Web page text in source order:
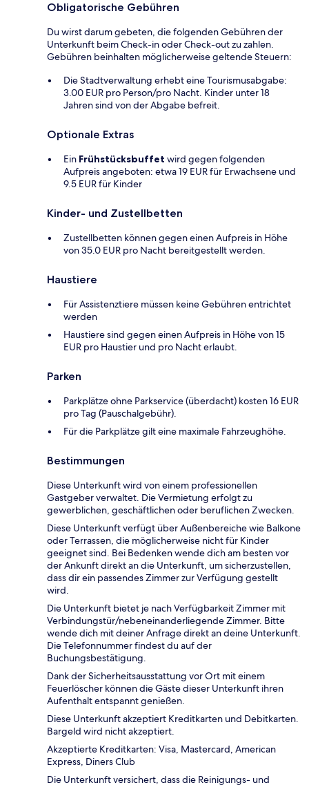
Obligatorische Gebühren
Du wirst darum gebeten, die folgenden Gebühren der
Unterkunft beim Check-in oder Check-out zu zahlen.
Gebühren beinhalten möglicherweise geltende Steuern:
Die Stadtverwaltung erhebt eine Tourismusabgabe:
3.00 EUR pro Person/pro Nacht. Kinder unter 18
Jahren sind von der Abgabe befreit.
Optionale Extras
Ein Frühstücksbuffet wird gegen folgenden
Aufpreis angeboten: etwa 19 EUR für Erwachsene und
9.5 EUR für Kinder
Kinder- und Zustellbetten
Zustellbetten können gegen einen Aufpreis in Höhe
von 35.0 EUR pro Nacht bereitgestellt werden.
Haustiere
Für Assistenztiere müssen keine Gebühren entrichtet
werden
Haustiere sind gegen einen Aufpreis in Höhe von 15
EUR pro Haustier und pro Nacht erlaubt.
Parken
Parkplätze ohne Parkservice (überdacht) kosten 16 EUR
pro Tag (Pauschalgebühr).
Für die Parkplätze gilt eine maximale Fahrzeughöhe.
Bestimmungen
Diese Unterkunft wird von einem professionellen
Gastgeber verwaltet. Die Vermietung erfolgt zu
gewerblichen, geschäftlichen oder beruflichen Zwecken.
Diese Unterkunft verfügt über Außenbereiche wie Balkone
oder Terrassen, die möglicherweise nicht für Kinder
geeignet sind. Bei Bedenken wende dich am besten vor
der Ankunft direkt an die Unterkunft, um sicherzustellen,
dass dir ein passendes Zimmer zur Verfügung gestellt
wird.
Die Unterkunft bietet je nach Verfügbarkeit Zimmer mit
Verbindungstür/nebeneinanderliegende Zimmer. Bitte
wende dich mit deiner Anfrage direkt an deine Unterkunft.
Die Telefonnummer findest du auf der
Buchungsbestätigung.
Dank der Sicherheitsausstattung vor Ort mit einem
Feuerlöscher können die Gäste dieser Unterkunft ihren
Aufenthalt entspannt genießen.
Diese Unterkunft akzeptiert Kreditkarten und Debitkarten.
Bargeld wird nicht akzeptiert.
Akzeptierte Kreditkarten: Visa, Mastercard, American
Express, Diners Club
Die Unterkunft versichert, dass die Reinigungs- und